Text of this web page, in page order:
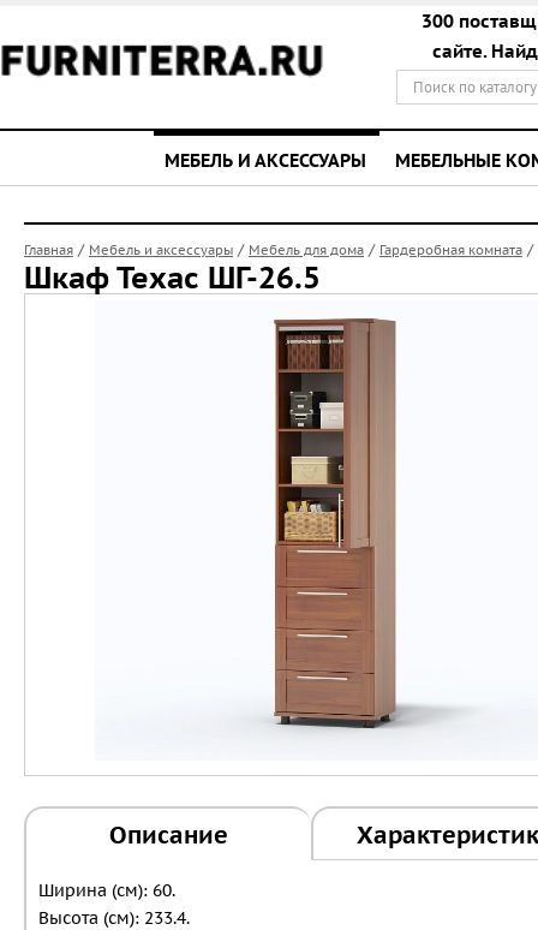
300
сайте.
МЕБЕЛЬ И АКСЕССУАРЫ МЕБЕЛЬНЫЕ
Главная / Мебель и аксессуары / Мебель для дома / Гардеробная комната /
Шкаф Техас ШГ-26.5
Описание
Ширина (см): 60.
Высота (см): 233.4.